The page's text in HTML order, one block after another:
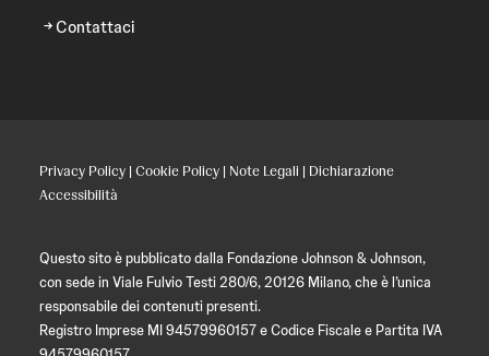
Contattaci
Privacy Policy | Cookie Policy | Note Legali | Dichiarazione
Accessibilità
Questo sito è pubblicato dalla Fondazione Johnson & Johnson,
con sede in Viale Fulvio Testi 280/6, 20126 Milano, che è l’unica
responsabile dei contenuti presenti.
Registro Imprese MI 94579960157 e Codice Fiscale e Partita IVA